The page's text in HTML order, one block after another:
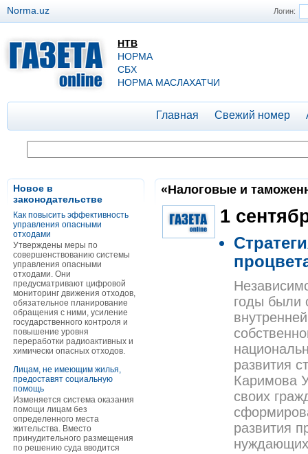
Логин:
Norma.uz
НТВ
НОРМА
СБХ
НОРМА МАСЛАХАТЧИ
Главная Свежий номер
Новое в
законодательстве
Как повысить эффективность
управления опасными
отходами
Утверждены меры по
совершенствованию системы
управления опасными
отходами. Они
предусматривают цифровой
мониторинг движения отходов,
обязательное планирование
обращения с ними, усиление
государственного контроля и
повышение уровня
переработки радиоактивных и
химически опасных отходов.
Лицам, не имеющим жилья,
предоставят социальную
помощь
Изменяется система оказания
помощи лицам без
определенного места
жительства. Вместо
принудительного размещения
по решению суда вводится
«Налоговые и
1
годы были
развития
Каримова
своих
развития